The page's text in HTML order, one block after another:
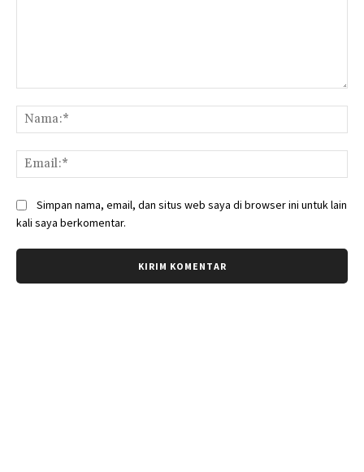
Simpan nama, email, dan situs web saya di browser ini untuk lain
kali saya berkomentar.